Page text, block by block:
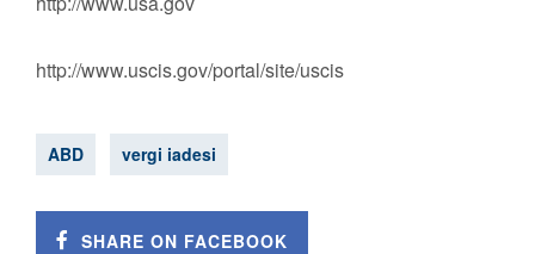
‪http://www.uscis.gov/portal/site/uscis‬‬‬
ABD vergi iadesi
SHARE ON FACEBOOK